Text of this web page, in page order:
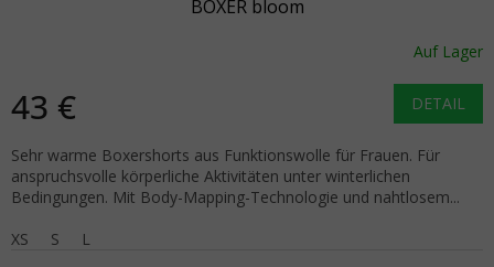
BOXER bloom
Auf Lager
43 € DETAIL
Sehr warme Boxershorts aus Funktionswolle für Frauen. Für
anspruchsvolle körperliche Aktivitäten unter winterlichen
Bedingungen. Mit Body-Mapping-Technologie und nahtlosem...
XS
S L